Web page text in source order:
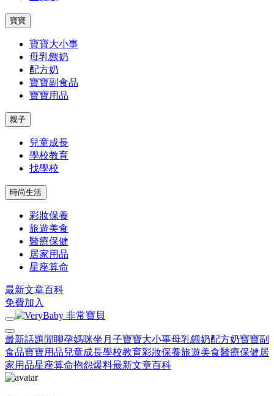
寶寶
寶寶大小事
母乳餵奶
配方奶
寶寶副食品
寶寶用品
親子
兒童成長
學校教育
找學校
時尚生活
彩妝保養
旅遊美食
醫療保健
居家用品
星座算命
最新文章百科
免費加入
最新話題 閒聊孕媽咪坐月子寶寶大小事母乳餵奶配方奶寶寶副
食品寶寶用品兒童成長學校教育彩妝保養旅遊美食醫療保健居
家用品星座算命抱怨爆料最新文章百科